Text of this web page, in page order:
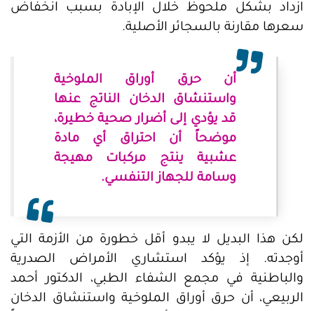
ازداد بشكل ملحوظ خلال الإبادة بسبب انخفاض
سعرها مقارنة بالسجائر الأصلية.
أن حرق أوراق الملوخية
واستنشاق الدخان الناتج عنها
قد يؤدي إلى أضرار صحية خطيرة،
موضحاً أن احتراق أي مادة
عشبية ينتج مركبات مهيجة
وسامة للجهاز التنفسي.
لكن هذا البديل لا يبدو أقل خطورة من الأزمة التي
أوجدته. إذ يؤكد استشاري الأمراض الصدرية
والباطنية في مجمع الشفاء الطبي، الدكتور أحمد
الربيعي، أن حرق أوراق الملوخية واستنشاق الدخان